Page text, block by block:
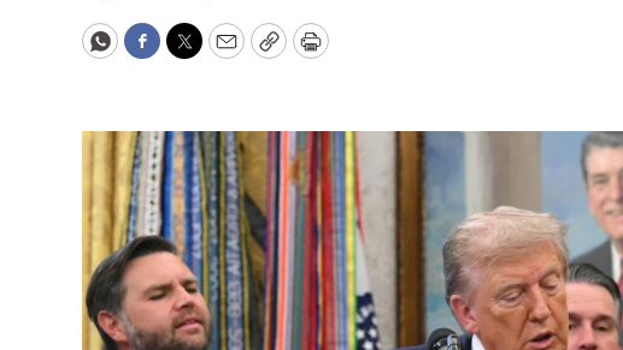
WhatsApp
Facebook
Twitter
EmailCopyPrint